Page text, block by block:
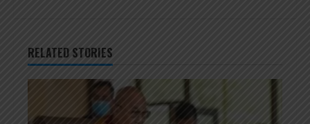
RELATED STORIES